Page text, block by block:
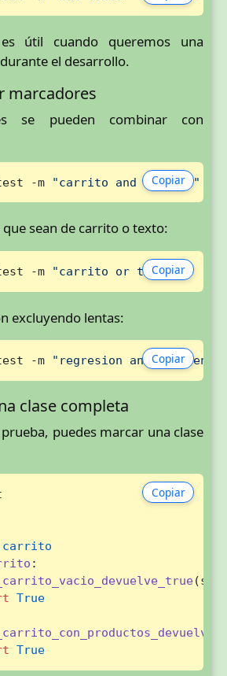
útil cuando queremos una
el desarrollo.
marcadores
se pueden combinar con
Copiar
-m "carrito and critica"
sean de carrito o texto:
Copiar
-m "carrito or texto"
excluyendo lentas:
Copiar
-m "regresion and not
clase completa
prueba, puedes marcar una clase
Copiar
:
(
True
True